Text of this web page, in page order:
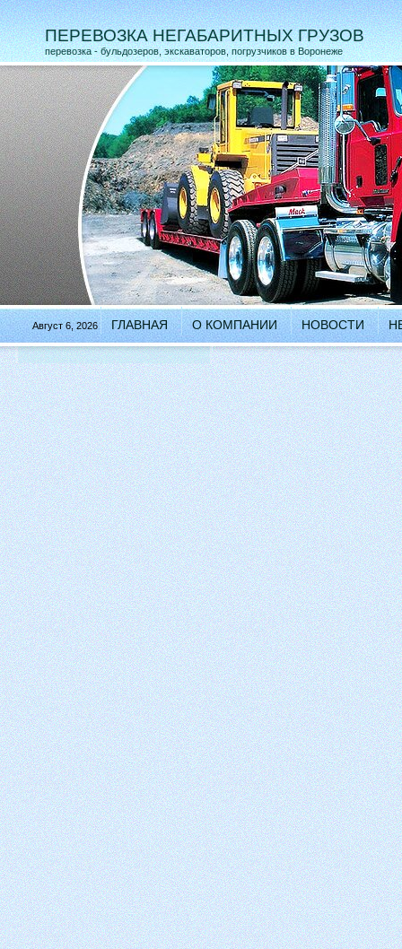
ПЕРЕВОЗКА НЕГАБАРИТНЫХ ГРУЗОВ
перевозка - бульдозеров, экскаваторов, погрузчиков в Воронеже
Август 6, 2026 ГЛАВНАЯ О КОМПАНИИ НОВОСТИ